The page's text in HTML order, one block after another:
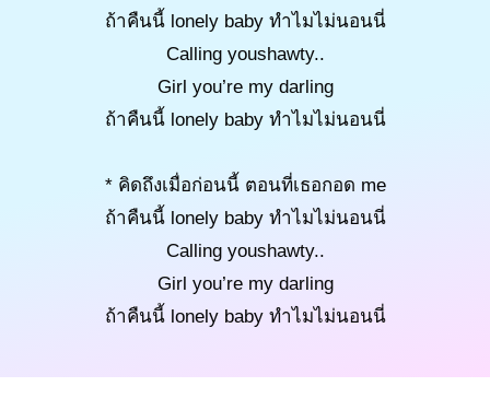
ถ้าคืนนี้ lonely baby ทำไมไม่นอนนี่
Calling youshawty..
Girl you’re my darling
ถ้าคืนนี้ lonely baby ทำไมไม่นอนนี่
* คิดถึงเมื่อก่อนนี้ ตอนที่เธอกอด me
ถ้าคืนนี้ lonely baby ทำไมไม่นอนนี่
Calling youshawty..
Girl you’re my darling
ถ้าคืนนี้ lonely baby ทำไมไม่นอนนี่